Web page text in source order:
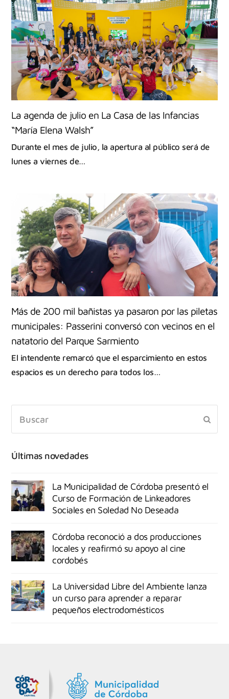
La agenda de julio en La Casa de las Infancias
“María Elena Walsh”
Durante el mes de julio, la apertura al público será de
lunes a viernes de…
Más de 200 mil bañistas ya pasaron por las piletas
municipales: Passerini conversó con vecinos en el
natatorio del Parque Sarmiento
El intendente remarcó que el esparcimiento en estos
espacios es un derecho para todos los…
Últimas novedades
La Municipalidad de Córdoba presentó el
Curso de Formación de Linkeadores
Sociales en Soledad No Deseada
Córdoba reconoció a dos producciones
locales y reafirmó su apoyo al cine
cordobés
La Universidad Libre del Ambiente lanza
un curso para aprender a reparar
pequeños electrodomésticos